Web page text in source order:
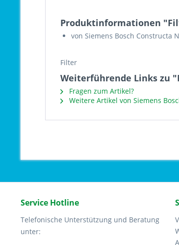
Produktinformationen
von Siemens Bosch Constructa
Filter
Weiterführende Links zu
Fragen zum Artikel?
Weitere Artikel von Siemens
Service Hotline
Telefonische Unterstützung und Beratung
unter: